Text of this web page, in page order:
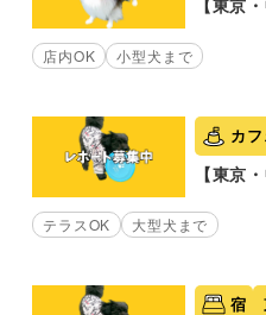
【東京
店内OK 小型犬まで
カ
【東京
テラスOK 大型犬まで
宿